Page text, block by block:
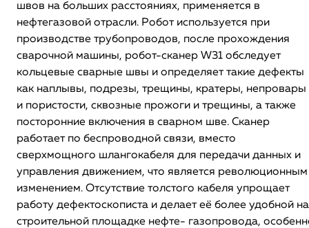
швов на больших расстояниях, применяется в
нефтегазовой отрасли. Робот используется при
производстве трубопроводов, после прохождения
сварочной машины, робот-сканер W31 обследует
кольцевые сварные швы и определяет такие дефекты
как наплывы, подрезы, трещины, кратеры, непровары
и пористости, сквозные прожоги и трещины, а также
посторонние включения в сварном шве. Сканер
работает по беспроводной связи, вместо
сверхмощного шлангокабеля для передачи данных и
управления движением, что является революционным
изменением. Отсутствие толстого кабеля упрощает
работу дефектоскописта и делает её более удобной на
строительной площадке нефте- газопровода,